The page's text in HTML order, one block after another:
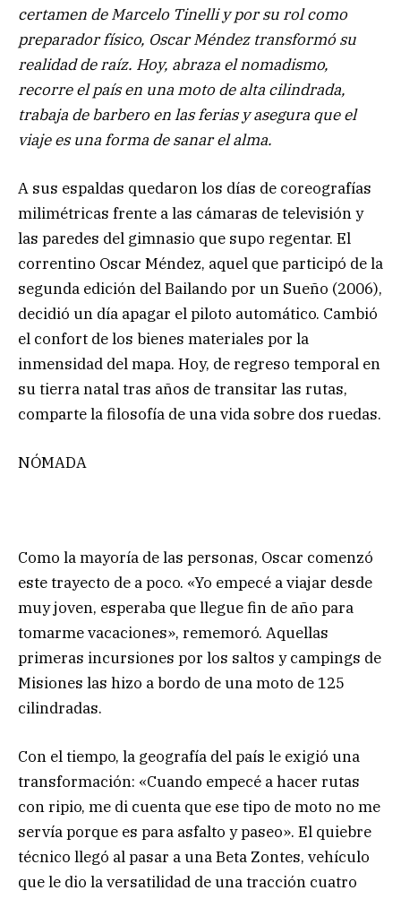
certamen de Marcelo Tinelli y por su rol como
preparador físico, Oscar Méndez transformó su
realidad de raíz. Hoy, abraza el nomadismo,
recorre el país en una moto de alta cilindrada,
trabaja de barbero en las ferias y asegura que el
viaje es una forma de sanar el alma.
A sus espaldas quedaron los días de coreografías
milimétricas frente a las cámaras de televisión y
las paredes del gimnasio que supo regentar. El
correntino Oscar Méndez, aquel que participó de la
segunda edición del Bailando por un Sueño (2006),
decidió un día apagar el piloto automático. Cambió
el confort de los bienes materiales por la
inmensidad del mapa. Hoy, de regreso temporal en
su tierra natal tras años de transitar las rutas,
comparte la filosofía de una vida sobre dos ruedas.
NÓMADA
Como la mayoría de las personas, Oscar comenzó
este trayecto de a poco. «Yo empecé a viajar desde
muy joven, esperaba que llegue fin de año para
tomarme vacaciones», rememoró. Aquellas
primeras incursiones por los saltos y campings de
Misiones las hizo a bordo de una moto de 125
cilindradas.
Con el tiempo, la geografía del país le exigió una
transformación: «Cuando empecé a hacer rutas
con ripio, me di cuenta que ese tipo de moto no me
servía porque es para asfalto y paseo». El quiebre
técnico llegó al pasar a una Beta Zontes, vehículo
que le dio la versatilidad de una tracción cuatro